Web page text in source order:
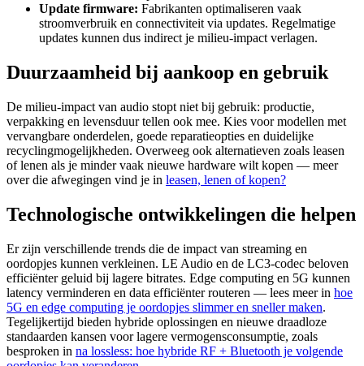
Update firmware: Fabrikanten optimaliseren vaak
stroomverbruik en connectiviteit via updates. Regelmatige
updates kunnen dus indirect je milieu-impact verlagen.
Duurzaamheid bij aankoop en gebruik
De milieu-impact van audio stopt niet bij gebruik: productie,
verpakking en levensduur tellen ook mee. Kies voor modellen met
vervangbare onderdelen, goede reparatieopties en duidelijke
recyclingmogelijkheden. Overweeg ook alternatieven zoals leasen
of lenen als je minder vaak nieuwe hardware wilt kopen — meer
over die afwegingen vind je in leasen, lenen of kopen?
Technologische ontwikkelingen die helpen
Er zijn verschillende trends die de impact van streaming en
oordopjes kunnen verkleinen. LE Audio en de LC3-codec beloven
efficiënter geluid bij lagere bitrates. Edge computing en 5G kunnen
latency verminderen en data efficiënter routeren — lees meer in hoe
5G en edge computing je oordopjes slimmer en sneller maken.
Tegelijkertijd bieden hybride oplossingen en nieuwe draadloze
standaarden kansen voor lagere vermogensconsumptie, zoals
besproken in na lossless: hoe hybride RF + Bluetooth je volgende